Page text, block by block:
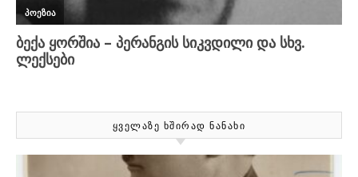
ᲧᲕᲔᲚᲐᲖᲔ ᲮᲨᲘᲠᲐᲓ ᲜᲐᲜᲐᲮᲘ